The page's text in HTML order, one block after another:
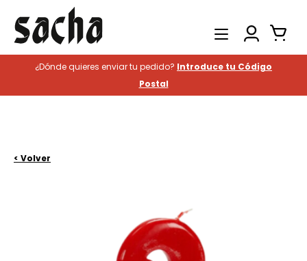
Productos
Catering
Buscar
¿Dónde quieres enviar tu pedido? Introduce tu Código
Postal
< Volver